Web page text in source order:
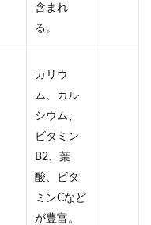
含まれ
る。
カリウ
ム、カル
シウム、
ビタミン
B2、葉
酸、ビタ
ミンCなど
が豊富。